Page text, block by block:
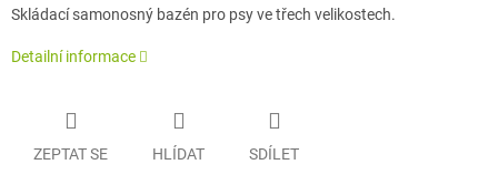
Skládací samonosný bazén pro psy ve třech velikostech.
Detailní informace
ZEPTAT SE HLÍDAT SDÍLET